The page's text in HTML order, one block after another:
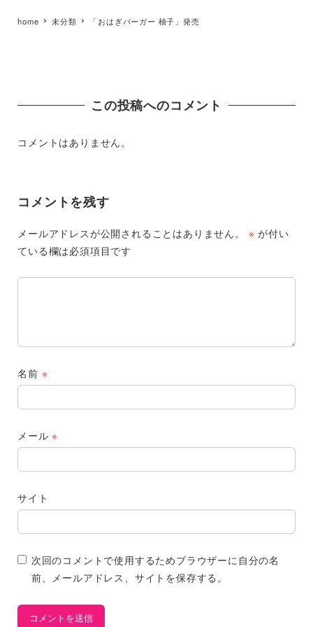
home 未分類 「おはぎバーガー 柚子」発売
この投稿へのコメント
コメントはありません。
コメントを残す
メールアドレスが公開されることはありません。 ※ が付い
ている欄は必須項目です
名前 ※
メール※
サイト
次回のコメントで使用するためブラウザーに自分の名
前、メールアドレス、サイトを保存する。